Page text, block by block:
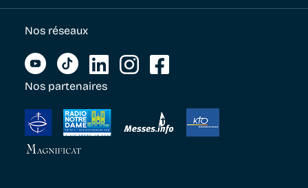
Nos réseaux
Nos partenaires